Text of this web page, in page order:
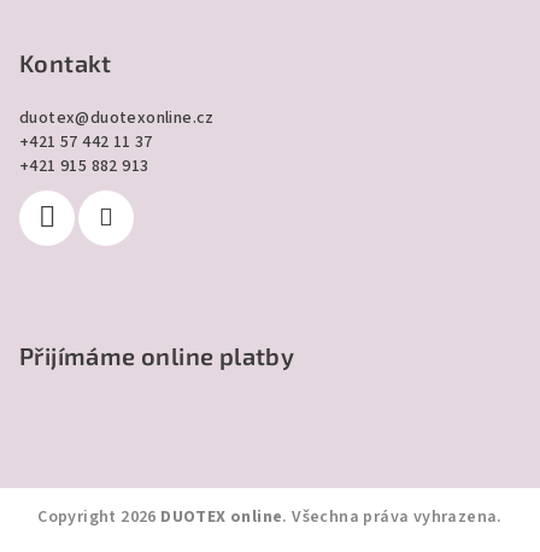
Kontakt
duotex@duotexonline.cz
+421 57 442 11 37
+421 915 882 913
Přijímáme online platby
Copyright 2026 DUOTEX online. Všechna práva vyhrazena.